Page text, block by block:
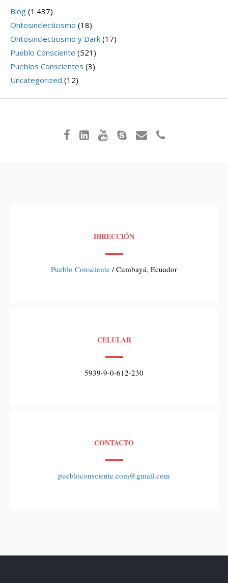
Blog (1.437)
Ontosinclecticismo (18)
Ontosinclecticismo y Dark (17)
Pueblo Consciente (521)
Pueblos Conscientes (3)
Uncategorized (12)
DIRECCIÓN
Pueblo Consciente / Cumbayá, Ecuador
CELULAR
5939-9-0-612-230
CONTACTO
puebloconsciente.com@gmail.com